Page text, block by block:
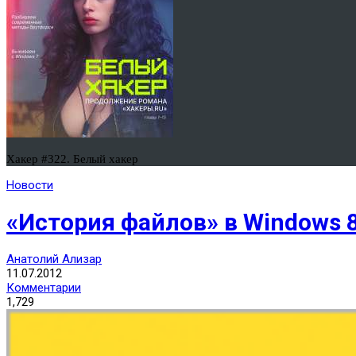
Хакер #322. Белый хакер
Новости
«История файлов» в Windows
Анатолий Ализар
11.07.2012
Комментарии
1,729